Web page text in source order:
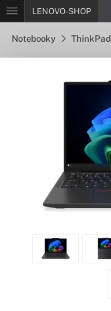
LENOVO-SHOP
Notebooky ThinkPad